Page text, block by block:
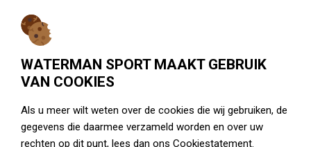
WATERMAN SPORT MAAKT GEBRUIK
VAN COOKIES
Als u meer wilt weten over de cookies die wij gebruiken, de
gegevens die daarmee verzameld worden en over uw
rechten op dit punt, lees dan ons Cookiestatement
KLANTENSERVICE
Treubweg 15-17, 1112 BA Diemen
020 - 6901044
Openingstijden
zie watermansport.nl